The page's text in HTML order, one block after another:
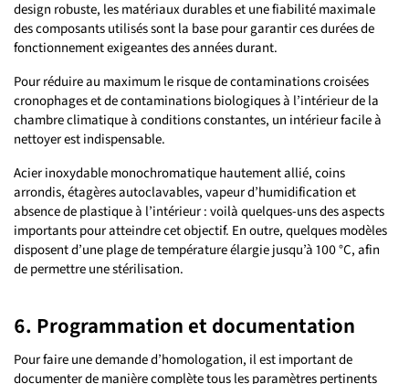
design robuste, les matériaux durables et une fiabilité maximale
des composants utilisés sont la base pour garantir ces durées de
fonctionnement exigeantes des années durant.
Pour réduire au maximum le risque de contaminations croisées
cronophages et de contaminations biologiques à l’intérieur de la
chambre climatique à conditions constantes, un intérieur facile à
nettoyer est indispensable.
Acier inoxydable monochromatique hautement allié, coins
arrondis, étagères autoclavables, vapeur d’humidification et
absence de plastique à l’intérieur : voilà quelques-uns des aspects
importants pour atteindre cet objectif. En outre, quelques modèles
disposent d’une plage de température élargie jusqu’à 100 °C, afin
de permettre une stérilisation.
6. Programmation et documentation
Pour faire une demande d’homologation, il est important de
documenter de manière complète tous les paramètres pertinents